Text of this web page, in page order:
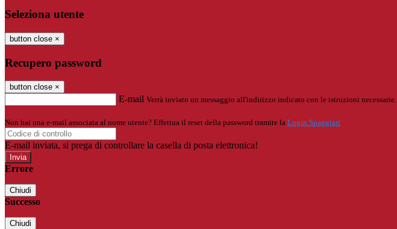
Seleziona utente
button close ×
Recupero password
button close ×
E-mail Verrà inviato un messaggio all'indirizzo indicato con le istruzioni necessarie.
Non hai una e-mail associata al nome utente? Effettua il reset della password tramite la Login Spaggiari
E-mail inviata, si prega di controllare la casella di posta elettronica!
Errore
Chiudi
Successo
Chiudi